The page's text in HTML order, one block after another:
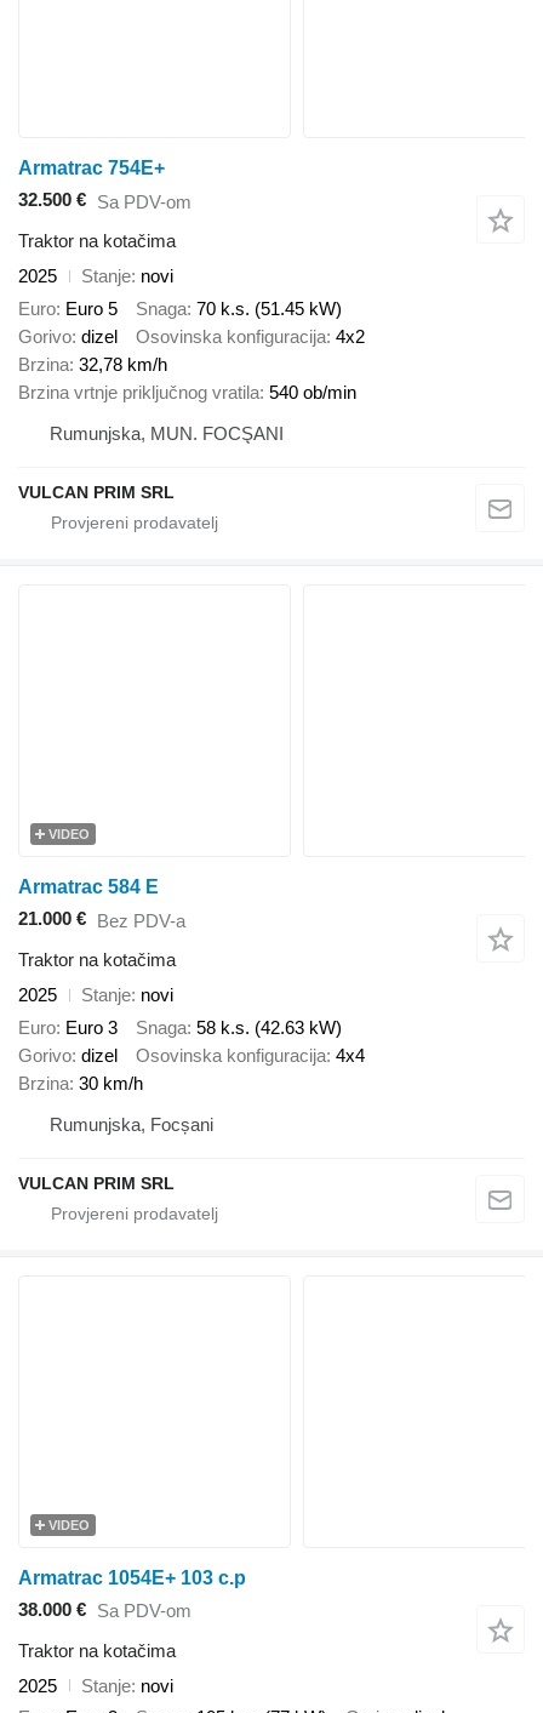
Armatrac 754E+
32.500 € Sa PDV-om
Traktor na kotačima
2025
Stanje novi
Euro Euro 5 Snaga 70 k.s. (51.45 kW)
Gorivo dizel Osovinska konfiguracija 4x2
Brzina 32,78 km/h
Brzina vrtnje priključnog vratila 540 ob/min
Rumunjska, MUN. FOCŞANI
VULCAN PRIM SRL
VIDEO
Armatrac 584 E
21.000 € Bez PDV-a
Traktor na kotačima
2025
Stanje novi
Euro Euro 3 Snaga 58 k.s. (42.63 kW)
Gorivo dizel Osovinska konfiguracija 4x4
Brzina 30 km/h
Rumunjska, Focșani
VULCAN PRIM SRL
VIDEO
Armatrac 1054E+ 103 c.p
38.000 € Sa PDV-om
Traktor na kotačima
2025
Stanje novi